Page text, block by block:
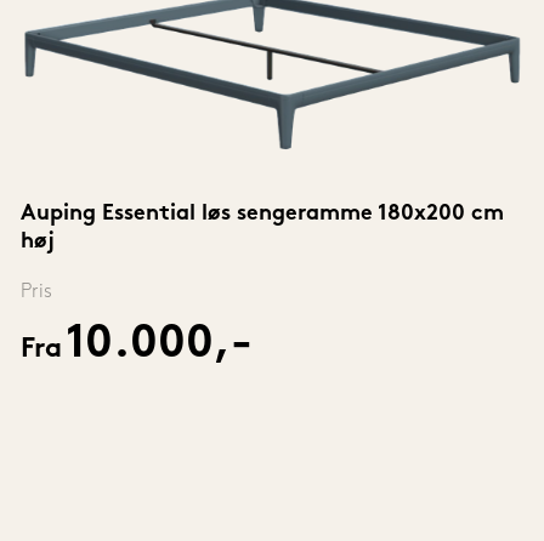
Auping Essential løs sengeramme 180x200 cm
høj
Pris
Fra 10.000,-